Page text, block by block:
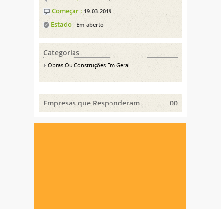
Começar : 19-03-2019
Estado : Em aberto
Categorias
Obras Ou Construções Em Geral
Empresas que Responderam 00